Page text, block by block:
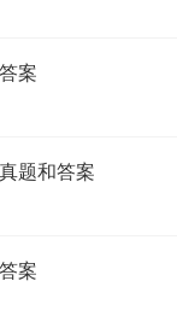
案
题和答案
案